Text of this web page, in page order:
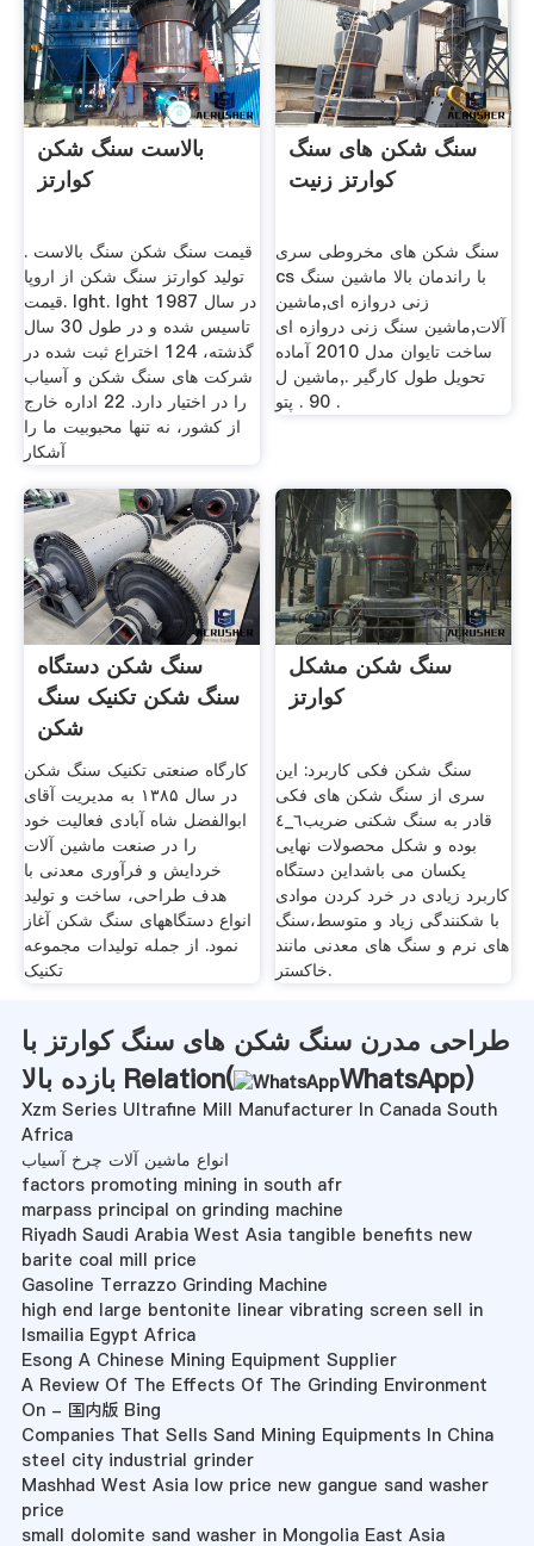
بالاست سنگ شکن
کوارتز
قیمت سنگ شکن سنگ بالاست .
تولید کوارتز سنگ شکن از اروپا
قیمت. lght. lght در سال 1987
تاسیس شده و در طول 30 سال
گذشته، 124 اختراع ثبت شده در
شركت های سنگ شكن و آسیاب
را در اختیار دارد. 22 اداره خارج
از کشور، نه تنها محبوبیت ما را
آشکار
سنگ شکن های سنگ
کوارتز زنیت
سنگ شکن های مخروطی سری
cs با راندمان بالا ماشین سنگ
زنی دروازه ای,ماشين
آلات,ماشین سنگ زنی دروازه ای
ساخت تایوان مدل 2010 آماده
تحویل طول کارگیر .,ماشین ل
90 . پتو .
سنگ شکن دستگاه
سنگ شکن تکنیک سنگ
شکن
کارگاه صنعتی تکنیک سنگ شکن
در سال ۱۳۸۵ به مدیریت آقای
ابوالفضل شاه آبادی فعالیت خود
را در صنعت ماشین آلات
خردایش و فرآوری معدنی با
هدف طراحی، ساخت و تولید
انواع دستگاههای سنگ شکن آغاز
نمود. از جمله تولیدات مجموعه
تکنیک
سنگ شکن مشکل
کوارتز
سنگ شکن فکی کاربرد: این
سری از سنگ شکن های فکی
قادر به سنگ شکنی ضریب٦_٤
بوده و شکل محصولات نهایی
یکسان می باشداین دستگاه
کاربرد زیادی در خرد کردن موادی
با شکنندگی زیاد و متوسط،سنگ
های نرم و سنگ های معدنی مانند
خاکستر.
طراحی مدرن سنگ شکن های سنگ کوارتز با
بازده بالا Relation(
WhatsApp)
Xzm Series Ultrafine Mill Manufacturer In Canada South
Africa
انواع ماشین آلات چرخ آسیاب
factors promoting mining in south afr
marpass principal on grinding machine
Riyadh Saudi Arabia West Asia tangible benefits new
barite coal mill price
Gasoline Terrazzo Grinding Machine
high end large bentonite linear vibrating screen sell in
Ismailia Egypt Africa
Esong A Chinese Mining Equipment Supplier
A Review Of The Effects Of The Grinding Environment
On - 国内版 Bing
Companies That Sells Sand Mining Equipments In China
steel city industrial grinder
Mashhad‎ West Asia low price new gangue sand washer
price
small dolomite sand washer in Mongolia East Asia